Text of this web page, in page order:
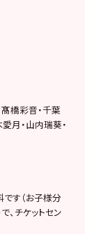
橋彩音・千葉
月・山内瑞葵・
す（お子様分
、チケットセン